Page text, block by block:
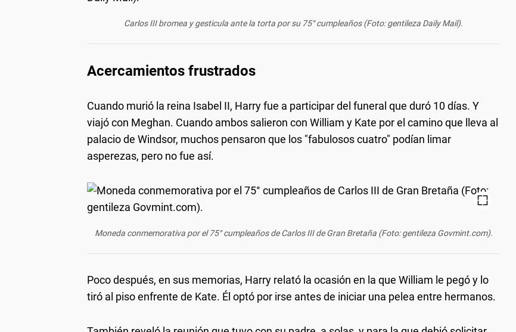
Carlos III bromea y gesticula ante la torta por su 75° cumpleaños (Foto: gentileza Daily Mail).
Acercamientos frustrados
Cuando murió la reina Isabel II, Harry fue a participar del funeral que duró 10 días. Y
viajó con Meghan. Cuando ambos salieron con William y Kate por el camino que lleva al
palacio de Windsor, muchos pensaron que los "fabulosos cuatro" podían limar
asperezas, pero no fue así.
Moneda conmemorativa por el 75° cumpleaños de Carlos III de Gran Bretaña (Foto: gentileza Govmint.com).
Poco después, en sus memorias, Harry relató la ocasión en la que William le pegó y lo
tiró al piso enfrente de Kate. Él optó por irse antes de iniciar una pelea entre hermanos.